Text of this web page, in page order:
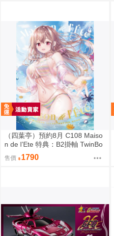
（四葉亭）預約8月 C108 Maiso
n de l’Ete 特典：B2掛軸 TwinBo
售價 1790